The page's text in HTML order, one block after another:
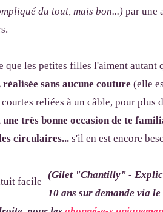
du tout, mais bon...) par une
que les petites filles l'aiment autant
réalisée sans aucune couture (elle
reliées à un câble, pour plus
une très bonne occasion de te
circulaires... s'il en est encore
(Gilet "Chantilly" -
10 ans sur demande via